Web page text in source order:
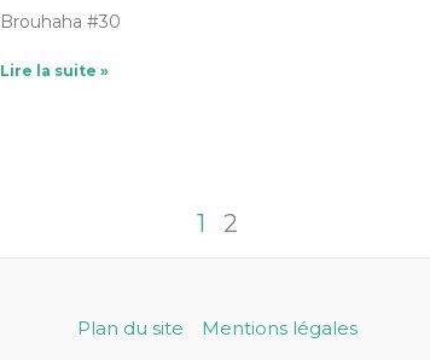
Brouhaha #30
Lire la suite »
1 2
Plan du site Mentions légales